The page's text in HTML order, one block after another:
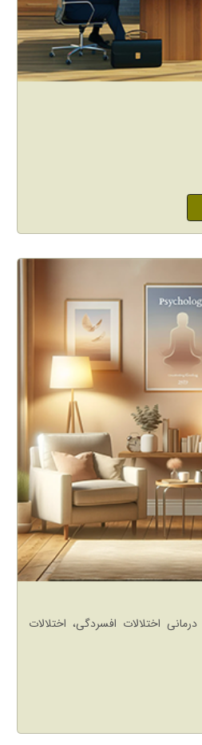
اختلالات افسردگی، اختلالات